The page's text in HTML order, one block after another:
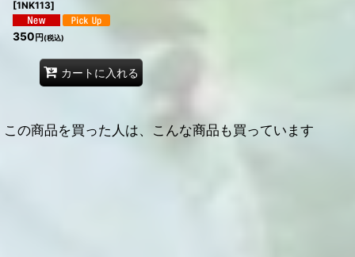
[1NK113]
350 円(税込)
カートに入れる
この商品を買った人は、こんな商品も買っています